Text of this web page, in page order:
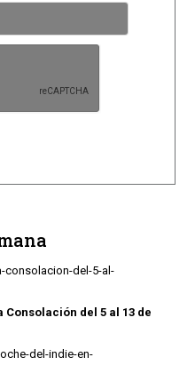
del 5 al 13 de